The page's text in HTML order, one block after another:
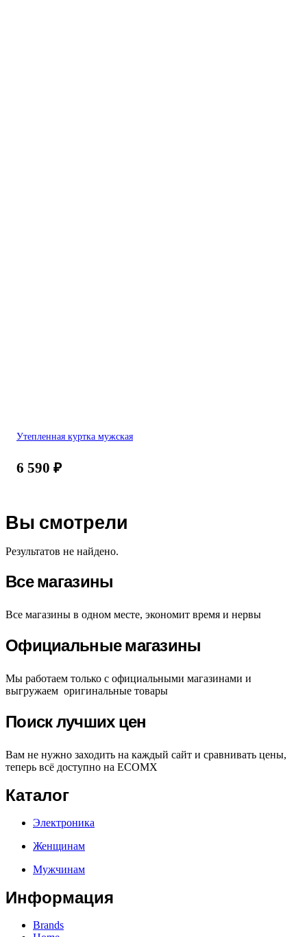
Утепленная куртка мужская
6 590 ₽
Вы смотрели
Результатов не найдено.
Все магазины
Все магазины в одном месте, экономит время и нервы
Официальные магазины
Мы работаем только с официальными магазинами и
выгружаем оригинальные товары
Поиск лучших цен
Вам не нужно заходить на каждый сайт и сравнивать цены,
теперь всё доступно на ECOMX
Каталог
Электроника
Женщинам
Мужчинам
Информация
Brands